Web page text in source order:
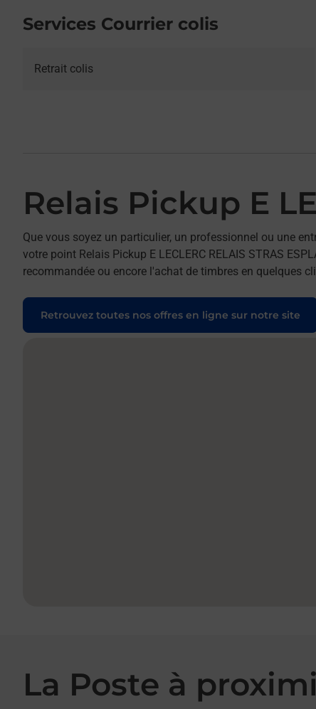
Services Courrier colis
Retrait colis
Relais Pickup E
Que vous soyez un particulier, un professionnel ou une
votre point Relais Pickup E LECLERC RELAIS STRAS
recommandée ou encore l'achat de timbres en quelques
Retrouvez toutes nos offres en ligne sur notre site
La Poste à